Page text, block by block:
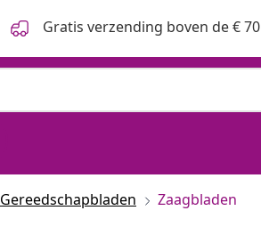
Gratis verzending boven de € 70
Gereedschapbladen Zaagbladen